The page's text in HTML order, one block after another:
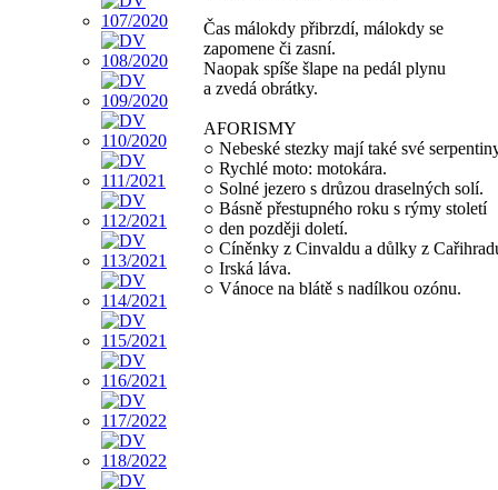
Čas málokdy přibrzdí, málokdy se
zapomene či zasní.
Naopak spíše šlape na pedál plynu
a zvedá obrátky.
AFORISMY
○ Nebeské stezky mají také své
○ Rychlé moto: motokára.
○ Solné jezero s drůzou draselných solí.
○ Básně přestupného roku s rýmy století
○ den později doletí.
○ Cíněnky z Cinvaldu a důlky z
○ Irská láva.
○ Vánoce na blátě s nadílkou ozónu.